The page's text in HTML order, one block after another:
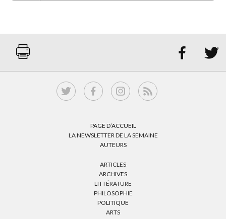
 
PAGE D’ACCUEIL
LA NEWSLETTER DE LA SEMAINE
AUTEURS
ARTICLES
ARCHIVES
LITTÉRATURE
PHILOSOPHIE
POLITIQUE
ARTS